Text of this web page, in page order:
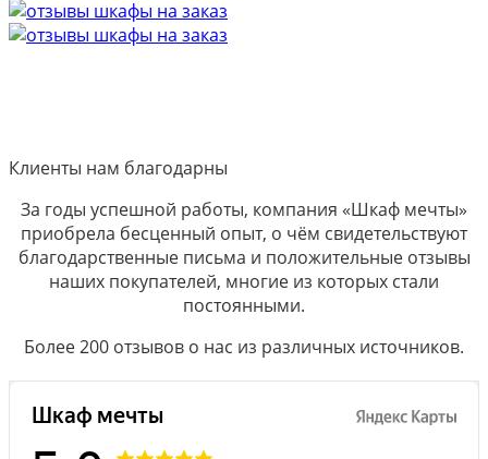
Клиенты нам благодарны
За годы успешной работы, компания «Шкаф мечты»
приобрела бесценный опыт, о чём свидетельствуют
благодарственные письма и положительные отзывы
наших покупателей, многие из которых стали
постоянными.
Более 200 отзывов о нас из различных источников.